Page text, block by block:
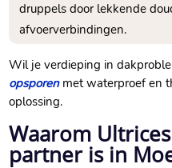
druppels door lekkende
afvoerverbindingen.​
Wil je verdieping in
opsporenmet waterproef en
oplossing.​
Waarom
partner is in